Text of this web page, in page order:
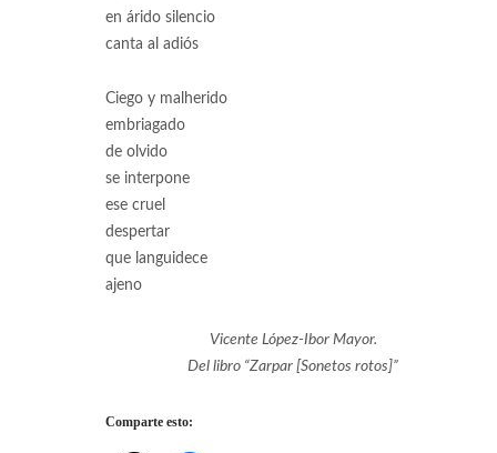
en árido silencio
canta al adiós
Ciego y malherido
embriagado
de olvido
se interpone
ese cruel
despertar
que languidece
ajeno
Vicente López-Ibor Mayor.
Del libro “Zarpar [Sonetos rotos]”
Comparte esto: